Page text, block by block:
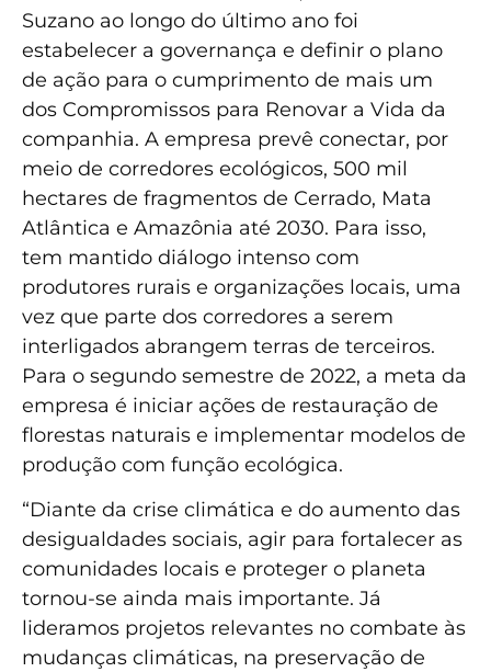
Suzano ao longo do último ano foi
estabelecer a governança e definir o plano
de ação para o cumprimento de mais um
dos Compromissos para Renovar a Vida da
companhia. A empresa prevê conectar, por
meio de corredores ecológicos, 500 mil
hectares de fragmentos de Cerrado, Mata
Atlântica e Amazônia até 2030. Para isso,
tem mantido diálogo intenso com
produtores rurais e organizações locais, uma
vez que parte dos corredores a serem
interligados abrangem terras de terceiros.
Para o segundo semestre de 2022, a meta da
empresa é iniciar ações de restauração de
florestas naturais e implementar modelos de
produção com função ecológica.
“Diante da crise climática e do aumento das
desigualdades sociais, agir para fortalecer as
comunidades locais e proteger o planeta
tornou-se ainda mais importante. Já
lideramos projetos relevantes no combate às
mudanças climáticas, na preservação de